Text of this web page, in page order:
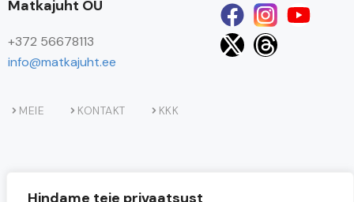
Hindame teie privaatsust
Matkajuht OÜ
+372 56678113
info@matkajuht.ee
MEIE KONTAKT KKK